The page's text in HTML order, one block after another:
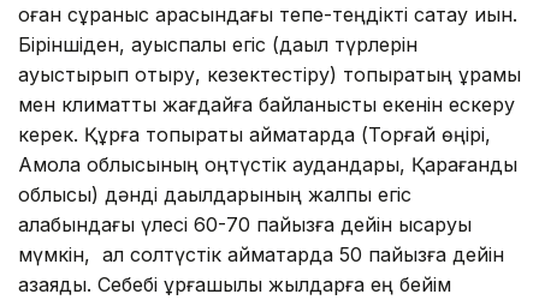
оған сұраныс арасындағы тепе-теңдікті сақтау қиын.
Біріншіден, ауыспалы егіс (дақыл түрлерін
ауыстырып отыру, кезектестіру) топырақтың құрамы
мен климаттық жағдайға байланысты екенін ескеру
керек. Құрғақ топырақты аймақтарда (Торғай өңірі,
Ақмола облысының оңтүстік аудандары, Қарағанды
облысы) дәнді дақылдарының жалпы егіс
алқабындағы үлесі 60-70 пайызға дейін қысқаруы
мүмкін, ал солтүстік аймақтарда 50 пайызға дейін
азаяды. Себебі құрғақшылық жылдарға ең бейім